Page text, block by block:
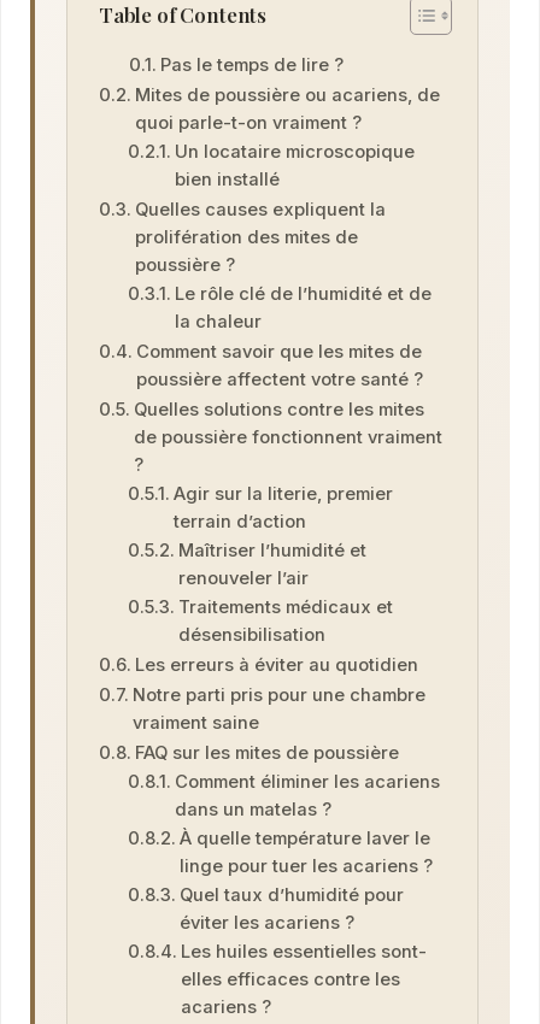
Table of Contents
Pas le temps de lire ?
Mites de poussière ou acariens, de
quoi parle-t-on vraiment ?
Un locataire microscopique
bien installé
Quelles causes expliquent la
prolifération des mites de
poussière ?
Le rôle clé de l’humidité et de
la chaleur
Comment savoir que les mites de
poussière affectent votre santé ?
Quelles solutions contre les mites
de poussière fonctionnent vraiment
?
Agir sur la literie, premier
terrain d’action
Maîtriser l’humidité et
renouveler l’air
Traitements médicaux et
désensibilisation
Les erreurs à éviter au quotidien
Notre parti pris pour une chambre
vraiment saine
FAQ sur les mites de poussière
Comment éliminer les acariens
dans un matelas ?
À quelle température laver le
linge pour tuer les acariens ?
Quel taux d’humidité pour
éviter les acariens ?
Les huiles essentielles sont-
elles efficaces contre les
acariens ?